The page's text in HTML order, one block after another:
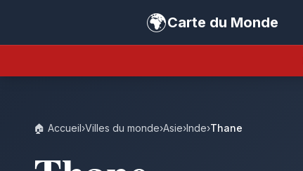
🌍Carte du Monde
🏠 Accueil›Villes du monde›Asie›Inde›Thane